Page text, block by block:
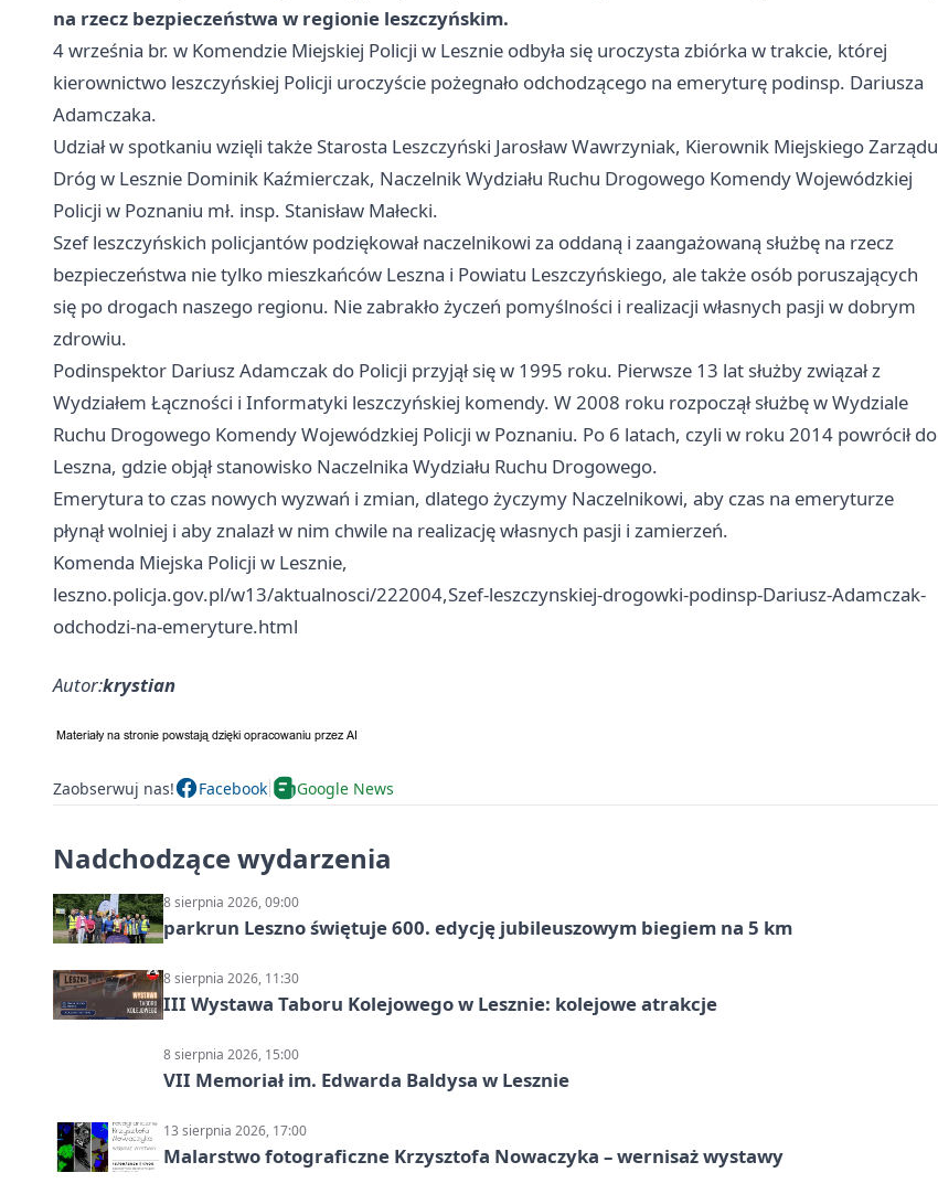
na rzecz bezpieczeństwa w regionie leszczyńskim.
4 września br. w Komendzie Miejskiej Policji w Lesznie odbyła się uroczysta zbiórka w trakcie, której
kierownictwo leszczyńskiej Policji uroczyście pożegnało odchodzącego na emeryturę podinsp. Dariusza
Adamczaka.
Udział w spotkaniu wzięli także Starosta Leszczyński Jarosław Wawrzyniak, Kierownik Miejskiego Zarządu
Dróg w Lesznie Dominik Kaźmierczak, Naczelnik Wydziału Ruchu Drogowego Komendy Wojewódzkiej
Policji w Poznaniu mł. insp. Stanisław Małecki.
Szef leszczyńskich policjantów podziękował naczelnikowi za oddaną i zaangażowaną służbę na rzecz
bezpieczeństwa nie tylko mieszkańców Leszna i Powiatu Leszczyńskiego, ale także osób poruszających
się po drogach naszego regionu. Nie zabrakło życzeń pomyślności i realizacji własnych pasji w dobrym
zdrowiu.
Podinspektor Dariusz Adamczak do Policji przyjął się w 1995 roku. Pierwsze 13 lat służby związał z
Wydziałem Łączności i Informatyki leszczyńskiej komendy. W 2008 roku rozpoczął służbę w Wydziale
Ruchu Drogowego Komendy Wojewódzkiej Policji w Poznaniu. Po 6 latach, czyli w roku 2014 powrócił do
Leszna, gdzie objął stanowisko Naczelnika Wydziału Ruchu Drogowego.
Emerytura to czas nowych wyzwań i zmian, dlatego życzymy Naczelnikowi, aby czas na emeryturze
płynął wolniej i aby znalazł w nim chwile na realizację własnych pasji i zamierzeń.
Komenda Miejska Policji w Lesznie,
leszno.policja.gov.pl/w13/aktualnosci/222004,Szef-leszczynskiej-drogowki-podinsp-Dariusz-Adamczak-
odchodzi-na-emeryture.html
Autor:krystian
Zaobserwuj nas! Facebook Google News
Nadchodzące wydarzenia
8 sierpnia 2026, 09:00
parkrun Leszno świętuje 600. edycję jubileuszowym biegiem na 5 km
8 sierpnia 2026, 11:30
III Wystawa Taboru Kolejowego w Lesznie: kolejowe atrakcje
8 sierpnia 2026, 15:00
VII Memoriał im. Edwarda Baldysa w Lesznie
13 sierpnia 2026, 17:00
Malarstwo fotograficzne Krzysztofa Nowaczyka – wernisaż wystawy